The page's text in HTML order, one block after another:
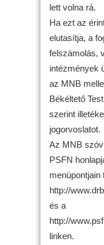
lett volna rá.
Ha ezt az
elutasítja, a
felszámolás,
intézmények
az MNB
Békéltető
szerint
jogorvoslatot.
Az MNB
PSFN
menüpontjain
http://
és a
http://
linken.